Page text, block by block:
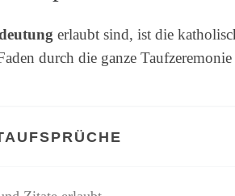
erlaubt sind, ist die
durch die ganze